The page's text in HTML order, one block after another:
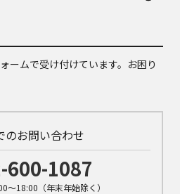
ームで受け付けています。お困り
のお問い合わせ
600-1087
～18:00（年末年始除く）